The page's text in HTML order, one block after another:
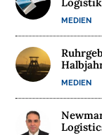
E
N
W
N
MEDIEN
MEDIEN